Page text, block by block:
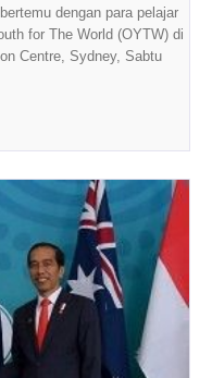
dengan para pelajar
for The World (OYTW) di
Centre, Sydney, Sabtu